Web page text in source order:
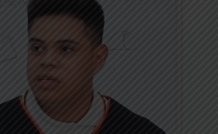
estudiar mucho aquí por
los profesores que te
a desenvolverte y la
carrera”.